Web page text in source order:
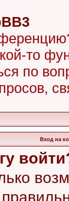
то
по
Вход на